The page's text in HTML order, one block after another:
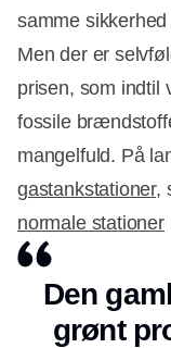
samme
Men der er
prisen, som indtil
fossile
mangelfuld. På
gastankstationer,
normale stationer
Den
grønt